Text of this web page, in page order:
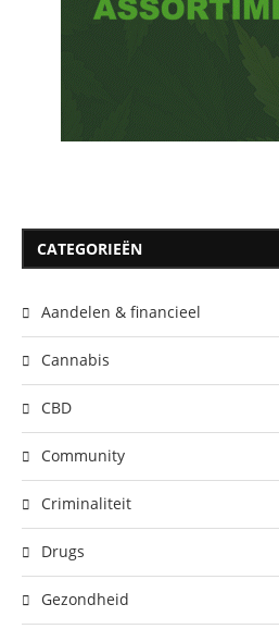
CATEGORIEËN
Aandelen & financieel
Cannabis
CBD
Community
Criminaliteit
Drugs
Gezondheid